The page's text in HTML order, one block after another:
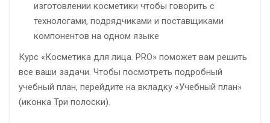
изготовлении косметики чтобы говорить с
технологами, подрядчиками и поставщиками
компонентов на одном языке
Курс «Косметика для лица. PRO» поможет вам решить
все ваши задачи. Чтобы посмотреть подробный
учебный план, перейдите на вкладку «Учебный план»
(иконка Три полоски).